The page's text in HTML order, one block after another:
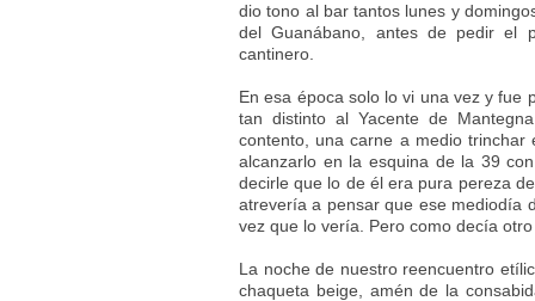
dio tono al bar tantos lunes y
del Guanábano, antes de pedir el
cantinero.
En esa época solo lo vi una vez y fue
tan distinto al Yacente de
contento, una carne a medio
alcanzarlo en la esquina de la 39
decirle que lo de él era pura pereza
atrevería a pensar que ese mediodía
vez que lo vería. Pero como decía
La noche de nuestro reencuentro
chaqueta beige, amén de la